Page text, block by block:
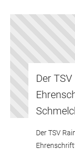
Donauwörther
Dr. Matthias
EDEKA Altun,
Der
Der TSV